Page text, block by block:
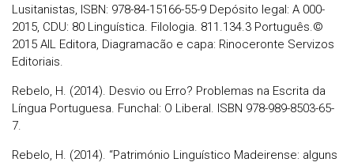
Lusitanistas, ISBN: 978-84-15166-55-9 Depósito legal: A 000-
2015, CDU: 80 Linguística. Filologia. 811.134.3 Português.©
2015 AIL Editora, Diagramacão e capa: Rinoceronte Servizos
Editoriais.
Rebelo, H. (2014). Desvio ou Erro? Problemas na Escrita da
Língua Portuguesa. Funchal: O Liberal. ISBN 978-989-8503-65-
7.
Rebelo, H. (2014). “Património Linguístico Madeirense: alguns